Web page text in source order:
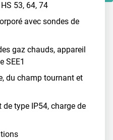
53, 64, 74
avec sondes de
gaz chauds, appareil
SEE1
du champ tournant et
type IP54, charge de